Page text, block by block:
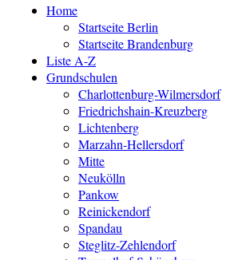
Home
Startseite Berlin
Startseite Brandenburg
Liste A-Z
Grundschulen
Charlottenburg-Wilmersdorf
Friedrichshain-Kreuzberg
Lichtenberg
Marzahn-Hellersdorf
Mitte
Neukölln
Pankow
Reinickendorf
Spandau
Steglitz-Zehlendorf